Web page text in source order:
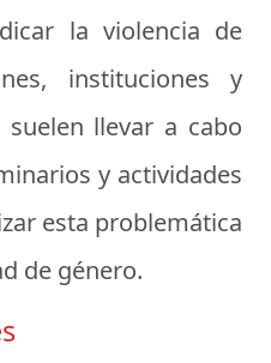
la violencia de
instituciones y
llevar a cabo
y actividades
esta problemática
de género.